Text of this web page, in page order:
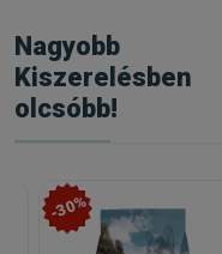
Nagyobb
Kiszerelésben
olcsóbb!
-30%